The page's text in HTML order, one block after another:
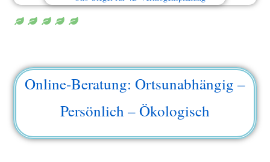
Online-Beratung: Ortsunabhängig –
Persönlich – Ökologisch